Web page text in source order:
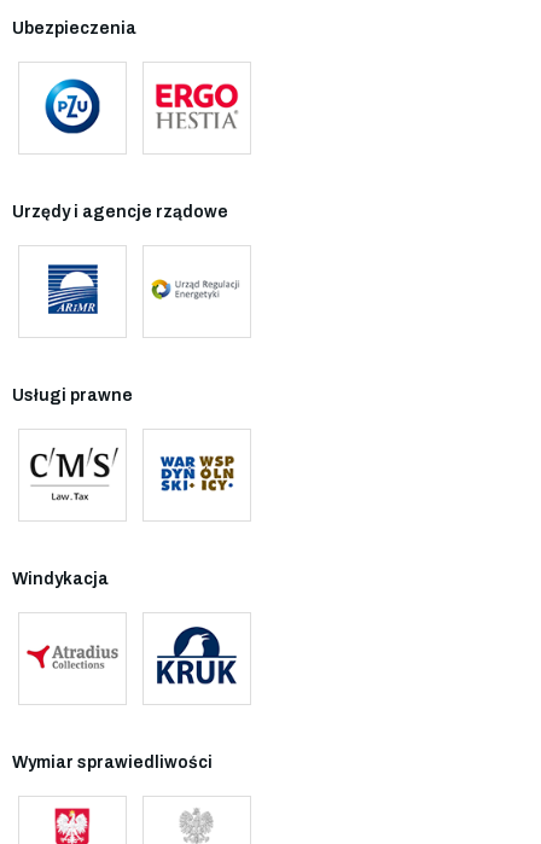
Ubezpieczenia
Urzędy i agencje rządowe
Usługi prawne
Windykacja
Wymiar sprawiedliwości